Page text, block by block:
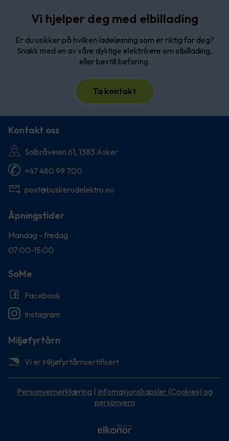
Vi hjelper deg med elbillading
Er du usikker på hvilken ladeløsning som er riktig for deg?
Snakk med en av våre dyktige elektrikere om elbillading,
eller bestill befaring.
Ta kontakt
Kontakt oss
Solbråveien 61, 1383 Asker
+47 480 99 700
post@buskerudelektro.no
Åpningstider
Mandag - fredag
07:00-15:00
SoMe
Facebook
Instagram
Miljøfyrtårn
Vi er Miljøfyrtårnsertifisert
Personvernerklæring | Infomasjonskapsler (Cookies) og
personvern